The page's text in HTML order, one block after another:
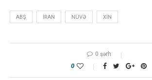
ABŞ IRAN NÜVƏ XIN
0 şərh
0